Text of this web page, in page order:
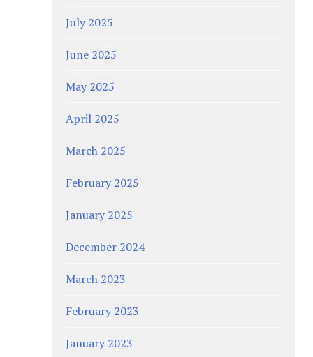
July 2025
June 2025
May 2025
April 2025
March 2025
February 2025
January 2025
December 2024
March 2023
February 2023
January 2023